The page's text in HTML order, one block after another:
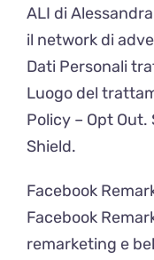
ALI di
il network di
Dati Personali
Luogo del
Policy – Opt
Shield.
Facebook
Facebook
remarketing e